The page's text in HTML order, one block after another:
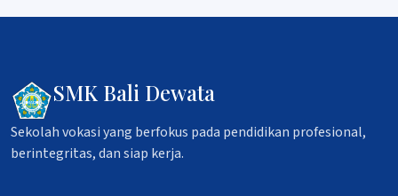
SMK Bali Dewata
Sekolah vokasi yang berfokus pada pendidikan profesional,
berintegritas, dan siap kerja.